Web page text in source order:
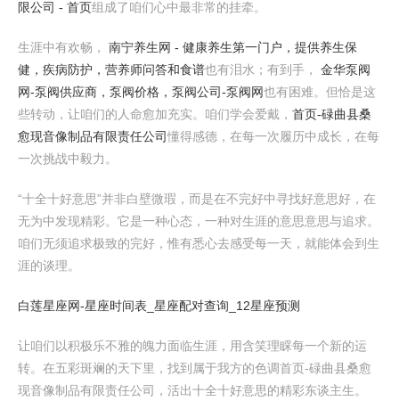
限公司 - 首页组成了咱们心中最非常的挂牵。
生涯中有欢畅， 南宁养生网 - 健康养生第一门户，提供养生保
健，疾病防护，营养师问答和食谱也有泪水；有到手， 金华泵阀
网-泵阀供应商，泵阀价格，泵阀公司-泵阀网也有困难。但恰是这
些转动，让咱们的人命愈加充实。咱们学会爱戴， 首页-碌曲县桑
愈现音像制品有限责任公司懂得感德，在每一次履历中成长，在每
一次挑战中毅力。
“十全十好意思”并非白壁微瑕，而是在不完好中寻找好意思好，在
无为中发现精彩。它是一种心态，一种对生涯的意思意思与追求。
咱们无须追求极致的完好，惟有悉心去感受每一天，就能体会到生
涯的谈理。
白莲星座网-星座时间表_星座配对查询_12星座预测
让咱们以积极乐不雅的魄力面临生涯，用含笑理睬每一个新的运
转。在五彩斑斓的天下里，找到属于我方的色调首页-碌曲县桑愈
现音像制品有限责任公司，活出十全十好意思的精彩东谈主生。